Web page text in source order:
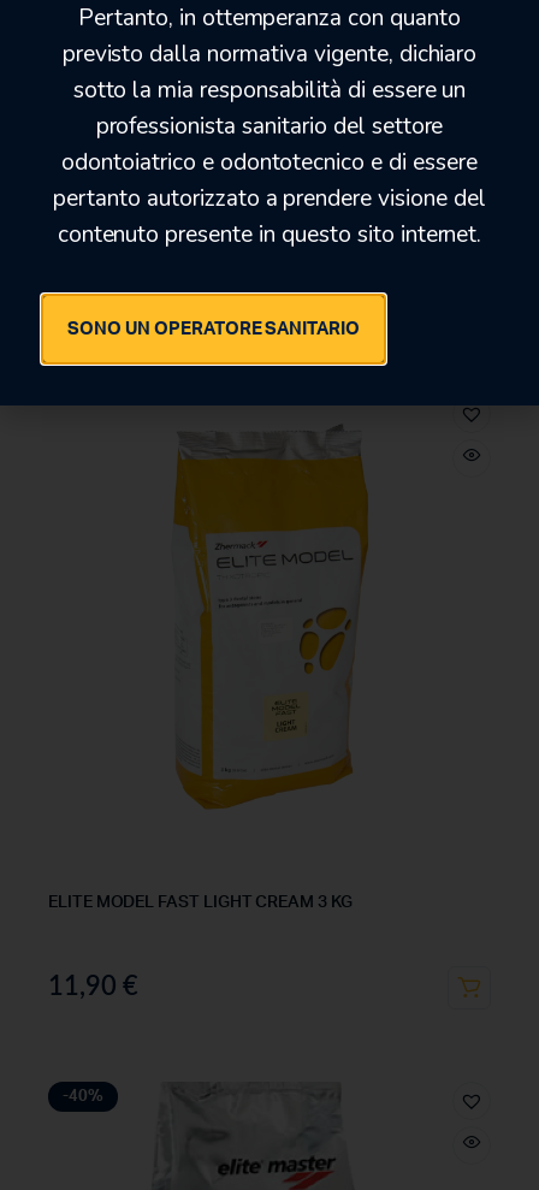
ELITE ARTI
11,70€
ELITE MODEL FAST LIGHT CREAM 3 KG
11,90 €
-40%
Pertanto, in ottemperanza con quanto
previsto dalla normativa vigente, dichiaro
sotto la mia responsabilità di essere un
professionista sanitario del settore
odontoiatrico e odontotecnico e di essere
pertanto autorizzato a prendere visione del
contenuto presente in questo sito internet.
SONO UN OPERATORE SANITARIO